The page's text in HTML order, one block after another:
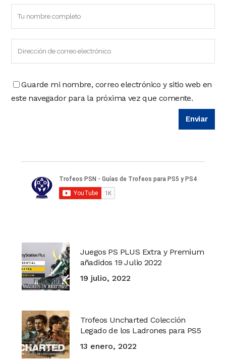
Guarde mi nombre, correo electrónico y sitio web en
este navegador para la próxima vez que comente.
Juegos PS PLUS Extra y Premium
añadidos 19 Julio 2022
19 julio, 2022
Trofeos Uncharted Colección
Legado de los Ladrones para PS5
13 enero, 2022